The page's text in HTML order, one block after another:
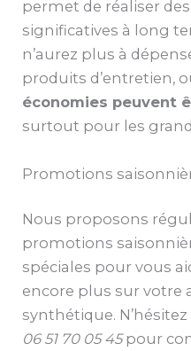
permet de réaliser
significatives à long
n’aurez plus à
produits d’entretien,
économies peuvent
surtout pour les
Promotions
Nous proposons
promotions
spéciales pour vous
encore plus sur votre
synthétique. N’hésitez
06 51 70 05 45pour